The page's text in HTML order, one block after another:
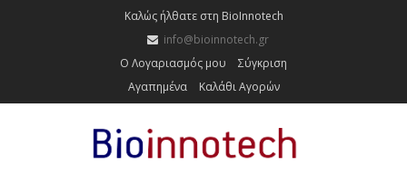
Καλώς ήλθατε στη BioInnotech
info@bioinnotech.gr
Ο Λογαριασμός μου
Σύγκριση
Αγαπημένα
Καλάθι Αγορών